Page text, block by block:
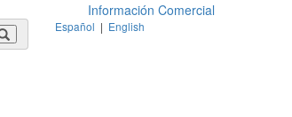
Información Comercial
Español | English